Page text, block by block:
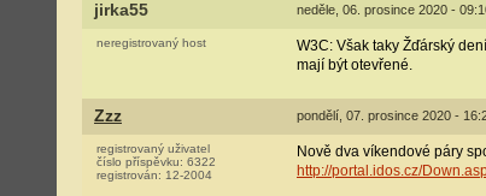
jirka55 neděle, 06. prosince 2020 -
neregistrovaný host W3C: Však taky Žďárský
mají být otevřené.
Zzz pondělí, 07. prosince 2020 -
registrovaný uživatel
číslo příspěvku: 6322
registrován: 12-2004
Nově dva víkendové páry
http://portal.idos.cz/